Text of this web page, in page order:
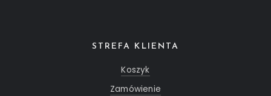
STREFA KLIENTA
Koszyk
Zamówienie